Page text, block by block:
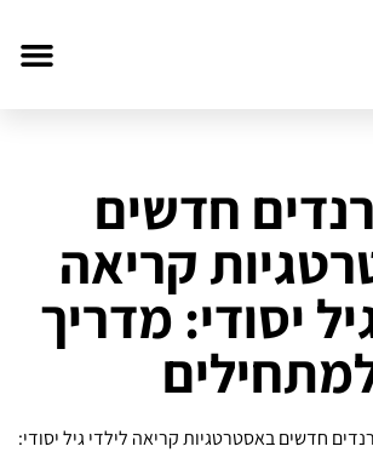
חדשים
קריאה
יסודי: מדריך
חדשים באסטרטגיות קריאה לילדי גיל יסודי: